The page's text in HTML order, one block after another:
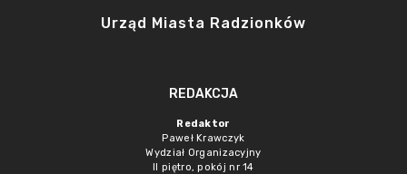
Urząd Miasta Radzionków
REDAKCJA
Redaktor
Paweł Krawczyk
Wydział Organizacyjny
II piętro, pokój nr 14